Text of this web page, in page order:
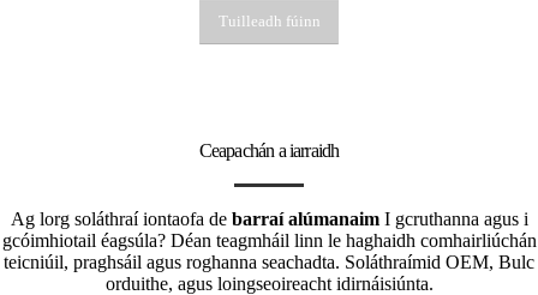
Tuilleadh fúinn
Ceapachán a iarraidh
Ag lorg soláthraí iontaofa de barraí alúmanaimI gcruthanna agus i
gcóimhiotail éagsúla? Déan teagmháil linn le haghaidh comhairliúchán
teicniúil, praghsáil agus roghanna seachadta. Soláthraímid OEM, Bulc
orduithe, agus loingseoireacht idirnáisiúnta.